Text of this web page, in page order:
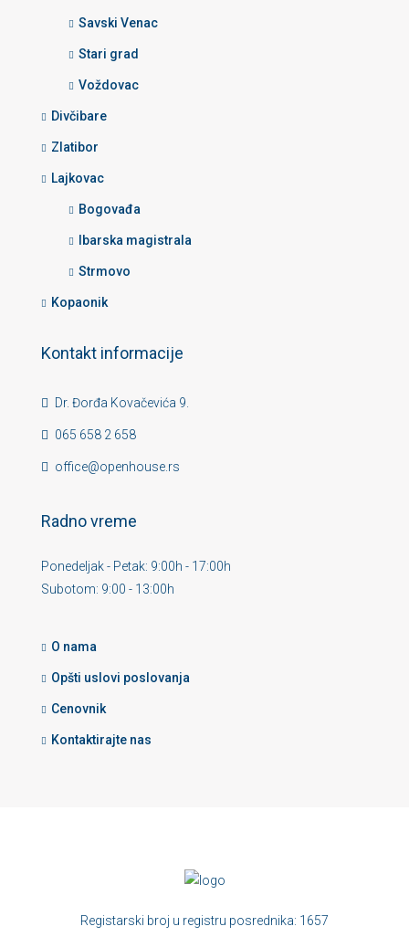
Savski Venac
Stari grad
Voždovac
Divčibare
Zlatibor
Lajkovac
Bogovađa
Ibarska magistrala
Strmovo
Kopaonik
Kontakt informacije
Dr. Đorđa Kovačevića 9.
065 658 2 658
office@openhouse.rs
Radno vreme
Ponedeljak - Petak: 9:00h - 17:00h
Subotom: 9:00 - 13:00h
O nama
Opšti uslovi poslovanja
Cenovnik
Kontaktirajte nas
Registarski broj u registru posrednika: 1657